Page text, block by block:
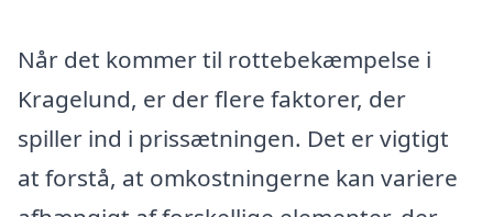
Når det kommer til rottebekæmpelse i
Kragelund, er der flere faktorer, der
spiller ind i prissætningen. Det er vigtigt
at forstå, at omkostningerne kan variere